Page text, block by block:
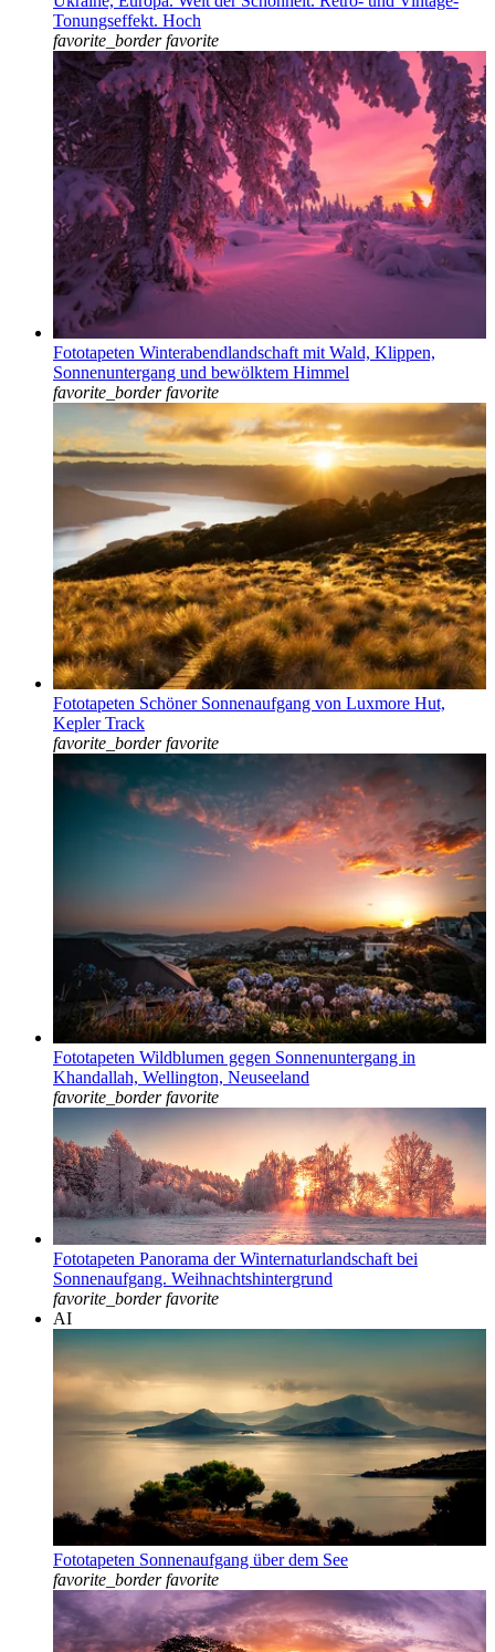
Tonungseffekt. Hoch
favorite_border favorite
Fototapeten Winterabendlandschaft mit Wald, Klippen,
Sonnenuntergang und bewölktem Himmel
favorite_border favorite
Fototapeten Schöner Sonnenaufgang von Luxmore Hut,
Kepler Track
favorite_border favorite
Fototapeten Wildblumen gegen Sonnenuntergang in
Khandallah, Wellington, Neuseeland
favorite_border favorite
Fototapeten Panorama der Winternaturlandschaft bei
Sonnenaufgang. Weihnachtshintergrund
favorite_border favorite
AI
Fototapeten Sonnenaufgang über dem See
favorite_border favorite